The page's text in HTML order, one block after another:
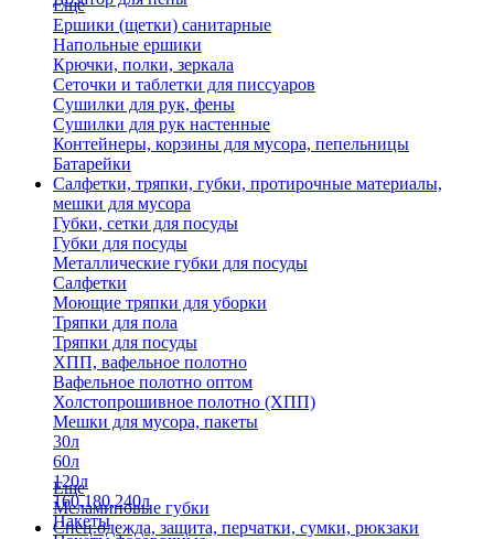
Еще
Ершики (щетки) санитарные
Напольные ершики
Крючки, полки, зеркала
Сеточки и таблетки для писсуаров
Сушилки для рук, фены
Сушилки для рук настенные
Контейнеры, корзины для мусора, пепельницы
Батарейки
Салфетки, тряпки, губки, протирочные материалы,
мешки для мусора
Губки, сетки для посуды
Губки для посуды
Металлические губки для посуды
Салфетки
Моющие тряпки для уборки
Тряпки для пола
Тряпки для посуды
ХПП, вафельное полотно
Вафельное полотно оптом
Холстопрошивное полотно (ХПП)
Мешки для мусора, пакеты
30л
60л
120л
160,180,240л
Пакеты
Еще
Меламиновые губки
Спец.одежда, защита, перчатки, сумки, рюкзаки